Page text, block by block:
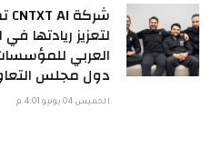
لتعزيز ريادتها
العربي
دول مجلس
الخميس 04 يونيو 4:01 م